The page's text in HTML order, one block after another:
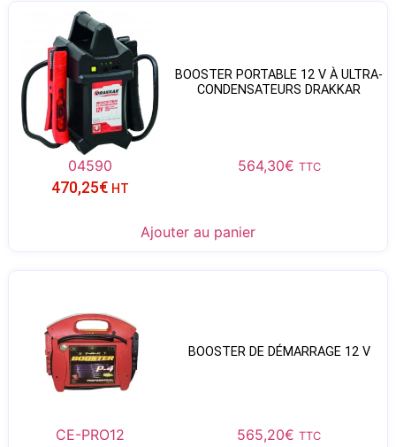
BOOSTER PORTABLE 12 V À ULTRA-
CONDENSATEURS DRAKKAR
04590 564,30€ TTC
470,25€ HT
Ajouter au panier
BOOSTER DE DÉMARRAGE 12 V
CE-PRO12 565,20€ TTC